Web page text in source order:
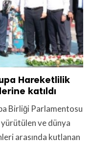
Hareketlilik
katıldı
Birliği Parlamentosu
ve dünya
arasında kutlanan